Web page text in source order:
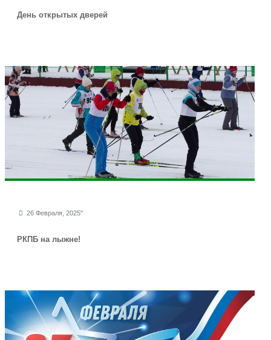
День открытых дверей
РКПБ на лыжне!
26 Февраля, 2025"